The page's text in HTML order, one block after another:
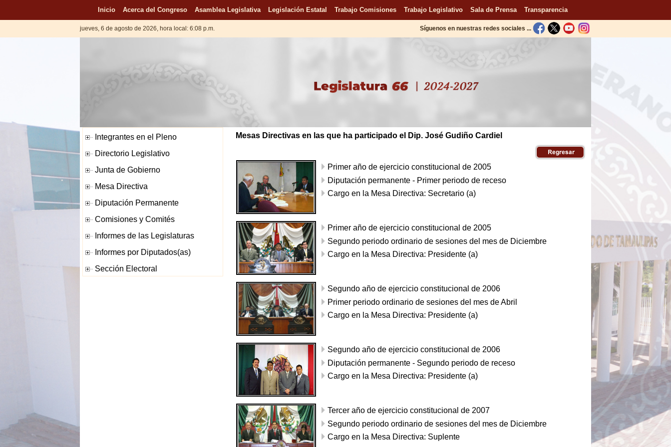
Inicio Acerca del Congreso Asamblea Legislativa Legislación Estatal Trabajo Comisiones Trabajo Legislativo Sala de Prensa Transparencia
jueves, 6 de agosto de 2026, hora local: 6:08 p.m. Síguenos en nuestras redes sociales ...
Mesas Directivas en las que ha participado el Dip. José Gudiño Cardiel
Primer año de ejercicio constitucional de 2005
Diputación permanente - Primer periodo de receso
Cargo en la Mesa Directiva: Secretario (a)
Primer año de ejercicio constitucional de 2005
Segundo periodo ordinario de sesiones del mes de Diciembre
Cargo en la Mesa Directiva: Presidente (a)
Segundo año de ejercicio constitucional de 2006
Primer periodo ordinario de sesiones del mes de Abril
Cargo en la Mesa Directiva: Presidente (a)
Segundo año de ejercicio constitucional de 2006
Diputación permanente - Segundo periodo de receso
Cargo en la Mesa Directiva: Presidente (a)
Tercer año de ejercicio constitucional de 2007
Segundo periodo ordinario de sesiones del mes de Diciembre
Cargo en la Mesa Directiva: Suplente